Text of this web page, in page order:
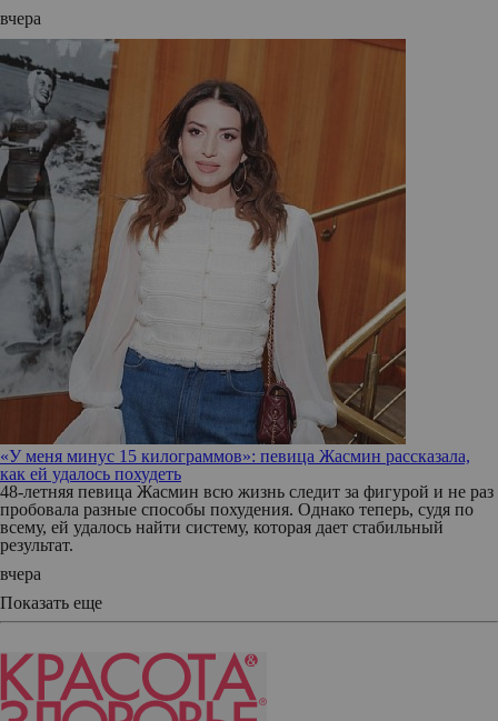
вчера
«У меня минус 15 килограммов»: певица Жасмин рассказала,
как ей удалось похудеть
48-летняя певица Жасмин всю жизнь следит за фигурой и не раз
пробовала разные способы похудения. Однако теперь, судя по
всему, ей удалось найти систему, которая дает стабильный
результат.
вчера
Показать еще